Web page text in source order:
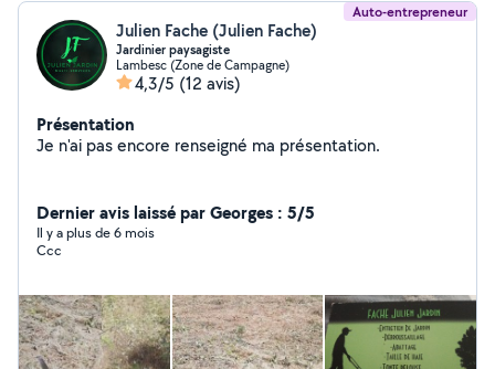
Auto-entrepreneur
Julien Fache (Julien Fache)
Jardinier paysagiste
Lambesc (Zone de Campagne)
4,3/5 (12 avis)
Présentation
Je n'ai pas encore renseigné ma présentation.
Dernier avis laissé par Georges : 5/5
Il y a plus de 6 mois
Ccc